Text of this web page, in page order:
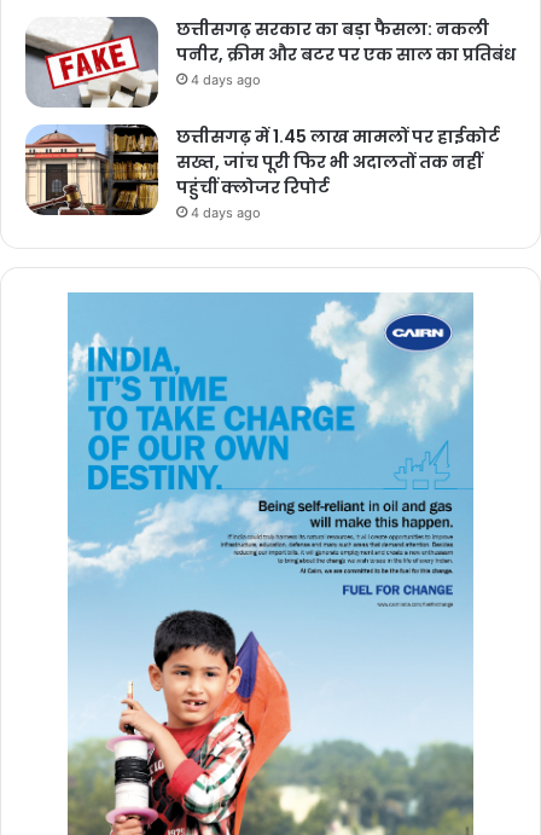
छत्तीसगढ़ सरकार का बड़ा फैसला: नकली
पनीर, क्रीम और बटर पर एक साल का प्रतिबंध
4 days ago
छत्तीसगढ़ में 1.45 लाख मामलों पर हाईकोर्ट
सख्त, जांच पूरी फिर भी अदालतों तक नहीं
पहुंचीं क्लोजर रिपोर्ट
4 days ago